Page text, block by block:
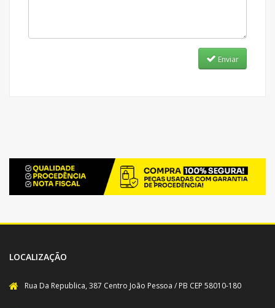
Enviar
LOCALIZAÇÃO
Rua Da Republica, 387 Centro João Pessoa / PB CEP 58010-180